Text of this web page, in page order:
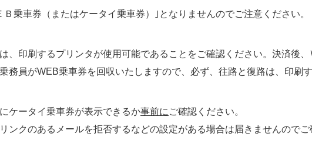
乗車券（またはケータイ乗車券）｣となりませんのでご注意ください。
、印刷するプリンタが使用可能であることをご確認ください。決済後
務員がWEB乗車券を回収いたしますので、必ず、往路と復路は、印刷
ケータイ乗車券が表示できるか事前に ご確認ください。
クのあるメールを拒否するなどの設定がある場合は届きませんのでご